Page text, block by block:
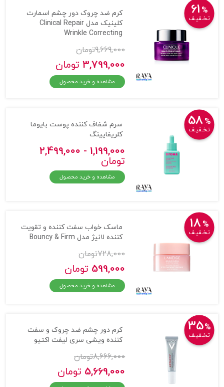
61 %
تخـفیـف
کرم ضد چروک دور چشم اسمارت
کلینیک مدل Clinical Repair
Wrinkle Correcting
9,669,000تومان
3,799,000 تومان
مشاهده و خرید محصول
58%
تخـفیـف
سرم شفاف کننده پوست بایوما
کلریفایینگ
1,199,000 - 2,499,000
تومان
مشاهده و خرید محصول
18%
تخـفیـف
ماسک خواب سفت کننده و تقویت
کننده لانیژ مدل Bouncy & Firm
728,000تومان
599,000 تومان
مشاهده و خرید محصول
35%
تخـفیـف
کرم دور چشم ضد چروک و سفت
کننده ویشی سری لیفت اکتیو
8,666,000تومان
5,669,000 تومان